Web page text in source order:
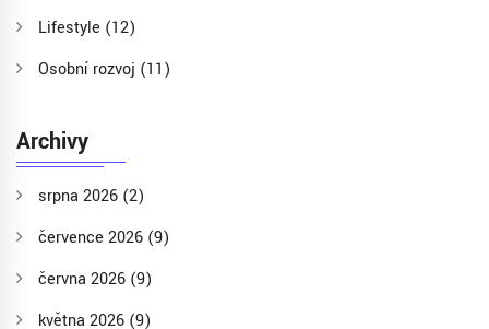
Lifestyle (12)
Osobní rozvoj (11)
Archivy
srpna 2026 (2)
července 2026 (9)
června 2026 (9)
května 2026 (9)